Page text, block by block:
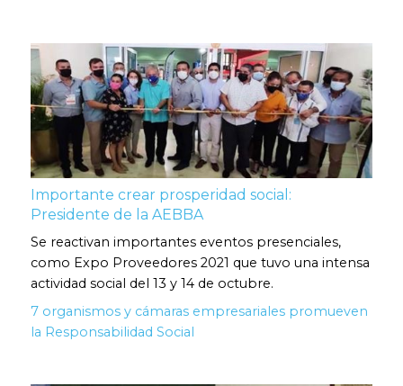
Importante crear prosperidad social:
Presidente de la AEBBA
Se reactivan importantes eventos presenciales,
como Expo Proveedores 2021 que tuvo una intensa
actividad social del 13 y 14 de octubre.
7 organismos y cámaras empresariales promueven
la Responsabilidad Social